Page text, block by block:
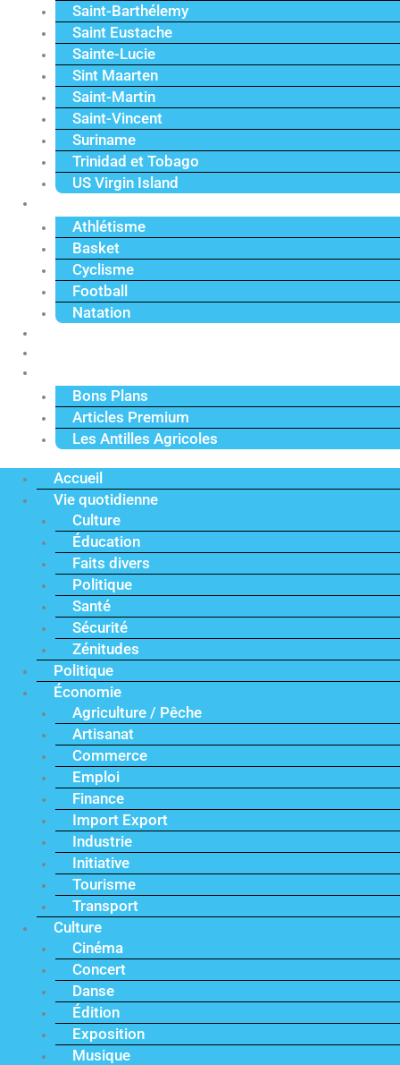
Saint-Barthélemy
Saint Eustache
Sainte-Lucie
Sint Maarten
Saint-Martin
Saint-Vincent
Suriname
Trinidad et Tobago
US Virgin Island
Athlétisme
Basket
Cyclisme
Football
Natation
Bons Plans
Articles Premium
Les Antilles Agricoles
Accueil
Vie quotidienne
Culture
Éducation
Faits divers
Politique
Santé
Sécurité
Zénitudes
Politique
Économie
Agriculture / Pêche
Artisanat
Commerce
Emploi
Finance
Import Export
Industrie
Initiative
Tourisme
Transport
Culture
Cinéma
Concert
Danse
Édition
Exposition
Musique